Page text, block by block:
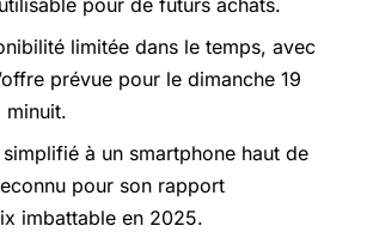
pour de futurs achats.
limitée dans le temps, avec
prévue pour le dimanche 19
minuit.
à un smartphone haut de
pour son rapport
imbattable en 2025.